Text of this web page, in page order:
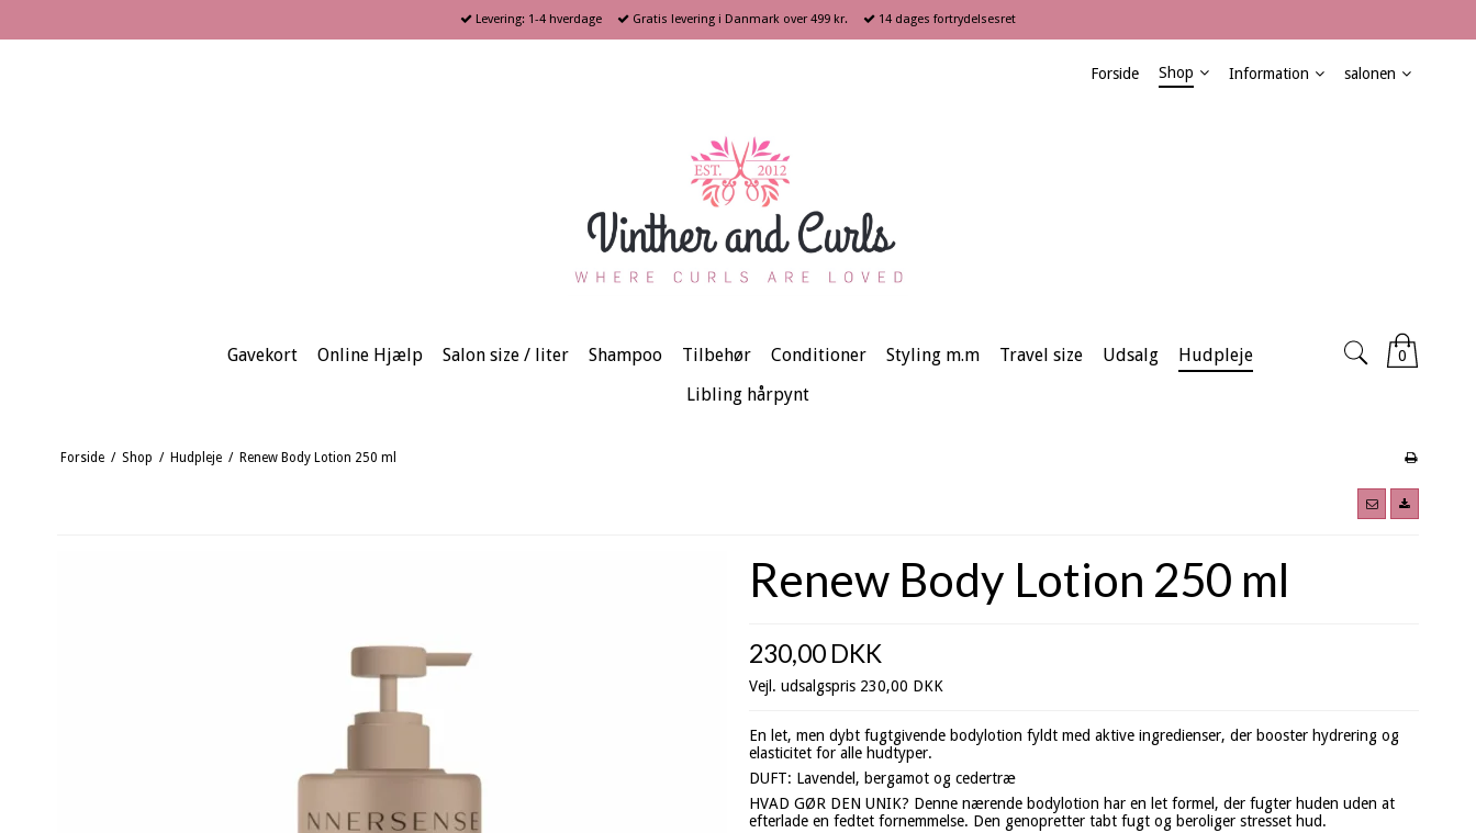
Levering: 1-4 hverdage Gratis levering i Danmark over 499 kr. 14 dages fortrydelsesret
Forside Shop Information salonen
0
Gavekort Online Hjælp Salon size / liter Shampoo Tilbehør Conditioner Styling m.m Travel size Udsalg
Hudpleje
Libling hårpynt
Forside / Shop / Hudpleje / Renew Body Lotion 250 ml
Renew Body Lotion 250 ml
230,00 DKK
Vejl. udsalgspris 230,00 DKK
En let, men dybt fugtgivende bodylotion fyldt med aktive ingredienser, der booster hydrering og
elasticitet for alle hudtyper.
DUFT: Lavendel, bergamot og cedertræ
HVAD GØR DEN UNIK? Denne nærende bodylotion har en let formel, der fugter huden uden at
efterlade en fedtet fornemmelse. Den genopretter tabt fugt og beroliger stresset hud.